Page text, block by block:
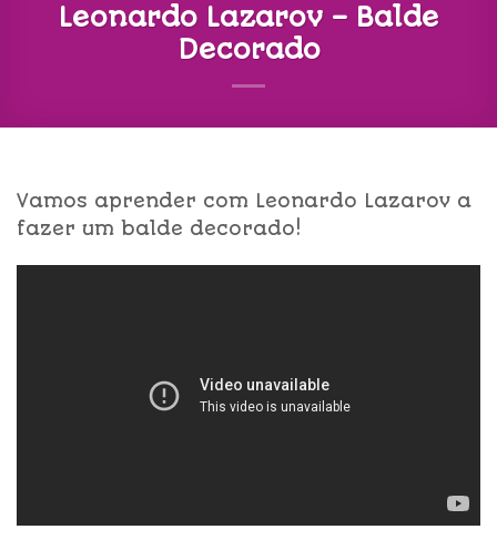
Leonardo Lazarov – Balde
Decorado
Vamos aprender com Leonardo Lazarov a
fazer um balde decorado!